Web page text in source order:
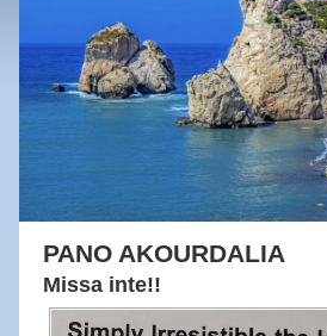
LÄNKAR
PANO AKOURDALIA
Missa inte!!